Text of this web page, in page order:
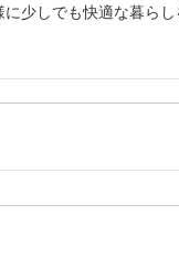
に少しでも快適な暮ら